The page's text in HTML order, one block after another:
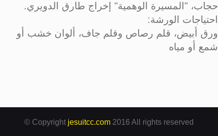
حجاب، "المسيرة الوهمية" إخراج طارق الدويري.
احتياجات الورشة:
ورق أبيض، قلم رصاص وقلم جاف، ألوان خشب أو
شمع أو مياه
© Copyright jesuitcc.com 2016 All rights reserved